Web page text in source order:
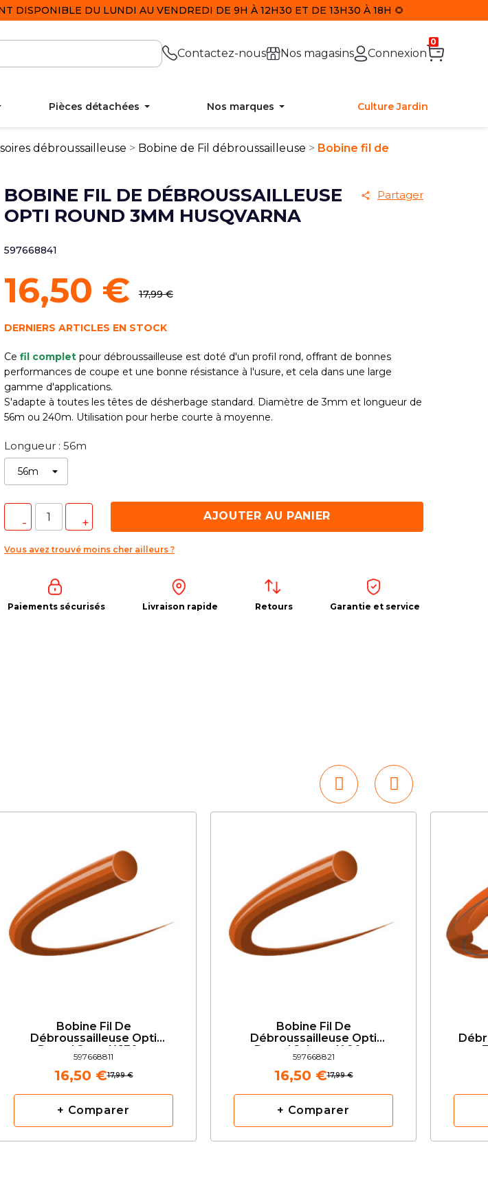
DISPONIBLE DU LUNDI AU VENDREDI DE 9H À 12H30 ET DE 13H30 À 18H 🌻
Contactez-nous Nos magasins Connexion
0
Pièces détachées Nos marques Culture Jardin
débroussailleuse Bobine de Fil débroussailleuse
Bobine fil de
BOBINE FIL DE DÉBROUSSAILLEUSE
OPTI ROUND 3MM HUSQVARNA
Partager
597668841
16,50 € 17,99 €
DERNIERS ARTICLES EN STOCK
Ce fil complet pour débroussailleuse est doté d'un profil rond, offrant de bonnes
performances de coupe et une bonne résistance à l'usure, et cela dans une large
gamme d'applications.
S'adapte à toutes les têtes de désherbage standard. Diamètre de 3mm et longueur de
56m ou 240m. Utilisation pour herbe courte à moyenne.
Longueur : 56m
AJOUTER AU PANIER
Vous avez trouvé moins cher ailleurs ?
Paiements sécurisés Livraison rapide Retours Garantie et service
Bobine Fil De
Débroussailleuse Opti
Round 2mm X 130m
HUSQVARNA
597668811
17,99 €
16,50 €
+ Comparer
Bobine Fil De
Débroussailleuse Opti
Round 2.4mm X 90m
HUSQVARNA
597668821
17,99 €
16,50 €
+ Comparer